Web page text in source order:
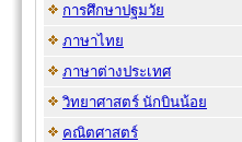
การศึกษาปฐมวัย
ภาษาไทย
ภาษาต่างประเทศ
วิทยาศาสตร์ นักบินน้อย
คณิตศาสตร์